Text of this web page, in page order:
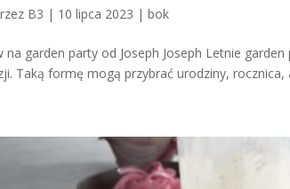
B3 | 10 lipca 2023 |bok
na garden party od Joseph Joseph Letnie
Taką formę mogą przybrać urodziny,